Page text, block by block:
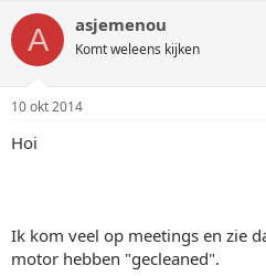
p
i
a
r
a
r
t
A asjemenou
Komt weleens kijken
10 okt 2014
Hoi
Ik kom veel op meetings en zie
motor hebben "gecleaned".